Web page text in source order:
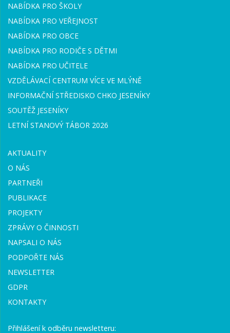
NABÍDKA PRO ŠKOLY
NABÍDKA PRO VEŘEJNOST
NABÍDKA PRO OBCE
NABÍDKA PRO RODIČE S DĚTMI
NABÍDKA PRO UČITELE
VZDĚLÁVACÍ CENTRUM VÍCE VE MLÝNĚ
INFORMAČNÍ STŘEDISKO CHKO JESENÍKY
SOUTĚŽ JESENÍKY
LETNÍ STANOVÝ TÁBOR 2026
AKTUALITY
O NÁS
PARTNEŘI
PUBLIKACE
PROJEKTY
ZPRÁVY O ČINNOSTI
NAPSALI O NÁS
PODPOŘTE NÁS
NEWSLETTER
GDPR
KONTAKTY
Přihlášení k odběru newsletteru: